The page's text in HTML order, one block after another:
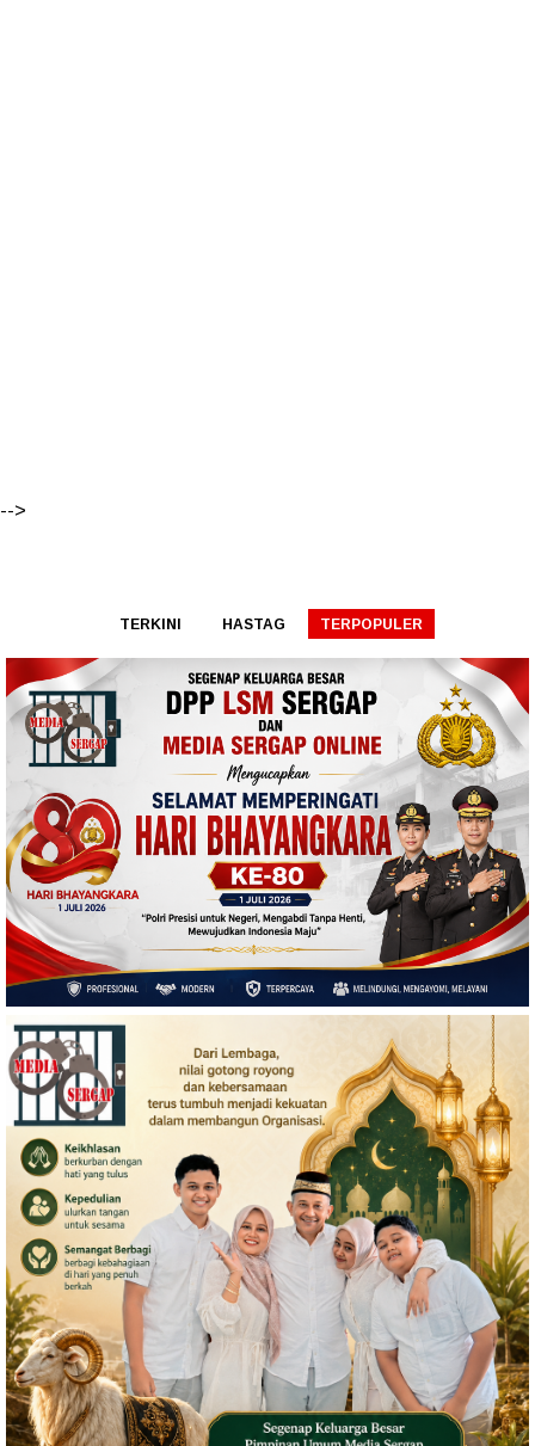
-->
TERKINI HASTAG TERPOPULER